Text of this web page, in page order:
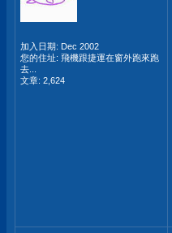
加入日期: Dec 2002
您的住址: 飛機跟捷運在窗外跑來跑
去...
文章: 2,624